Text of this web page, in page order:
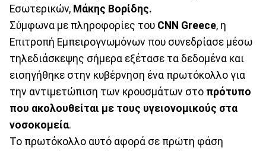
Εσωτερικών, Μάκης Βορίδης.
Σύμφωνα με πληροφορίες του CNN Greece, η
Επιτροπή Εμπειρογνωμόνων που συνεδρίασε μέσω
τηλεδιάσκεψης σήμερα εξέτασε τα δεδομένα και
εισηγήθηκε στην κυβέρνηση ένα πρωτόκολλο για
την αντιμετώπιση των κρουσμάτων στο πρότυπο
που ακολουθείται με τους υγειονομικούς στα
νοσοκομεία.
Το πρωτόκολλο αυτό αφορά σε πρώτη φάση